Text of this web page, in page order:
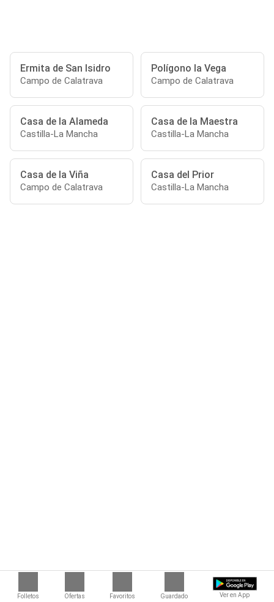
Folletos Ofertas Favoritos Guardado Ver en App
Ermita de San Isidro
Campo de Calatrava
Polígono la Vega
Campo de Calatrava
Casa de la Alameda
Castilla-La Mancha
Casa de la Maestra
Castilla-La Mancha
Casa de la Viña
Campo de Calatrava
Casa del Prior
Castilla-La Mancha